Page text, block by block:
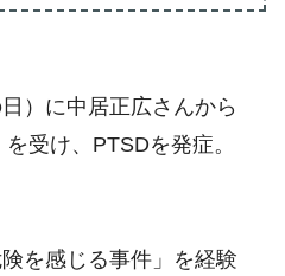
）に中居正広さんから
受け、PTSDを発症。
を感じる事件」を経験